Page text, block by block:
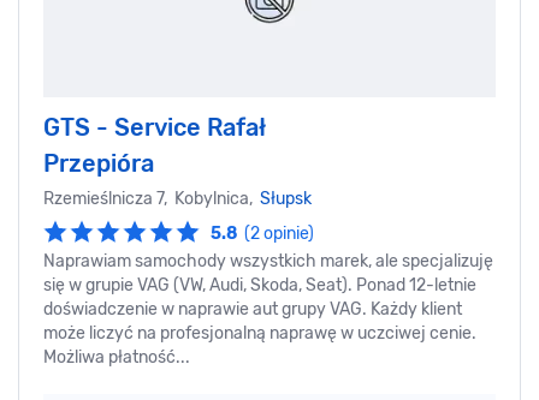
GTS - Service Rafał
Przepióra
Rzemieślnicza 7, Kobylnica, Słupsk
5.8 (2 opinie)
Naprawiam samochody wszystkich marek, ale specjalizuję
się w grupie VAG (VW, Audi, Skoda, Seat). Ponad 12-letnie
doświadczenie w naprawie aut grupy VAG. Każdy klient
może liczyć na profesjonalną naprawę w uczciwej cenie.
Możliwa płatność...